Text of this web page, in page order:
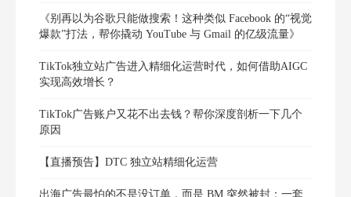
《别再以为谷歌只能做搜索！这种类似 Facebook 的“视觉
爆款”打法，帮你撬动 YouTube 与 Gmail 的亿级流量》
TikTok独立站广告进入精细化运营时代，如何借助AIGC
实现高效增长？
TikTok广告账户又花不出去钱？帮你深度剖析一下几个
原因
【直播预告】DTC 独立站精细化运营
出海广告最怕的不是没订单，而是 BM 突然被封：一套